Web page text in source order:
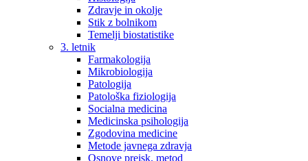
Zdravje in okolje
Stik z bolnikom
Temelji biostatistike
3. letnik
Farmakologija
Mikrobiologija
Patologija
Patološka fiziologija
Socialna medicina
Medicinska psihologija
Zgodovina medicine
Metode javnega zdravja
Osnove preisk. metod